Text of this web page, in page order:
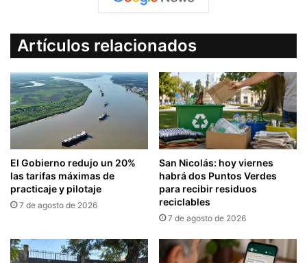
Artículos relacionados
El Gobierno redujo un 20%
las tarifas máximas de
practicaje y pilotaje
7 de agosto de 2026
San Nicolás: hoy viernes
habrá dos Puntos Verdes
para recibir residuos
reciclables
7 de agosto de 2026